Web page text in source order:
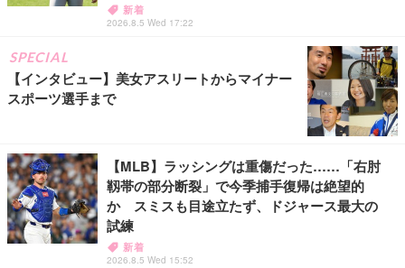
新着
2026.8.5 Wed 17:22
SPECIAL
【インタビュー】美女アスリートからマイナー
スポーツ選手まで
【MLB】ラッシングは重傷だった……「右肘
靱帯の部分断裂」で今季捕手復帰は絶望的
か スミスも目途立たず、ドジャース最大の
試練
新着
2026.8.5 Wed 15:52